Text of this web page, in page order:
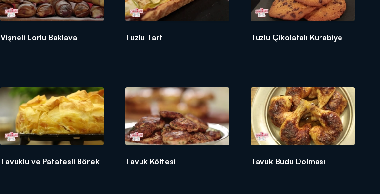
Vişneli Lorlu Baklava Tuzlu Tart Tuzlu Çikolatalı Kurabiye
Tavuklu ve Patatesli Börek Tavuk Köftesi Tavuk Budu Dolması